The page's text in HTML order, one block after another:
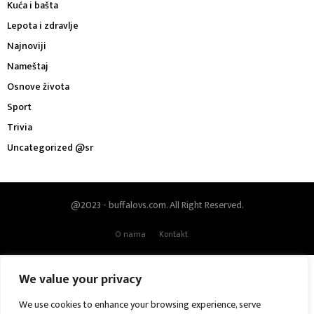
We value your privacy
We use cookies to enhance your browsing experience, serve
Kuća i bašta
Lepota i zdravlje
Najnoviji
Nameštaj
Osnove života
Sport ​
Trivia
Uncategorized @sr
@2023 - buffalovs.com. All Right Reserved.
O nama Kontakt
English (енглески
Italiano(италијански) македонски српски